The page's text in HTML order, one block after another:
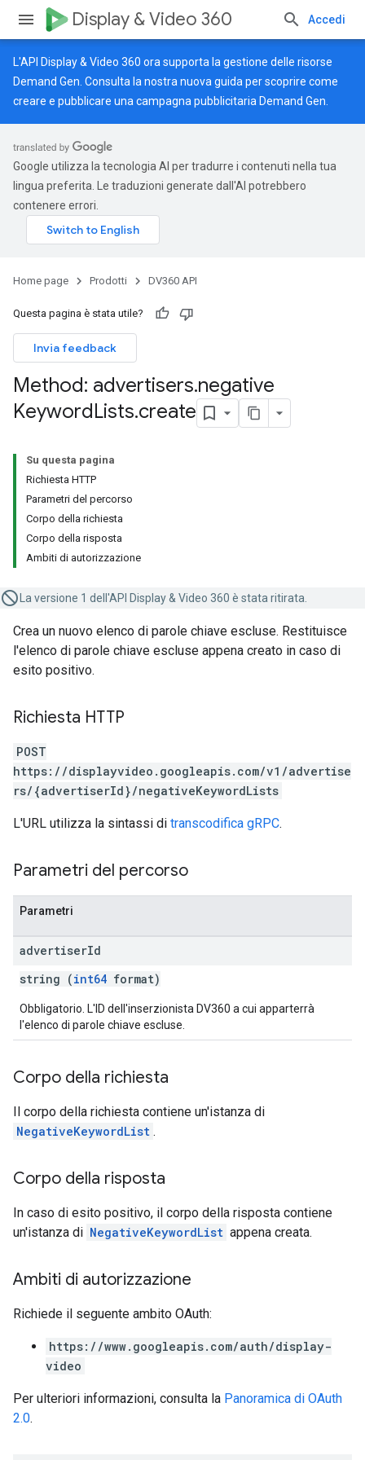
Display & Video 360 Accedi
L'API Display & Video 360 ora supporta la gestione delle risorse
Demand Gen. Consulta la nostra nuova guida per scoprire come
creare e pubblicare una campagna pubblicitaria Demand Gen.
Google utilizza la tecnologia AI per tradurre i contenuti nella tua
lingua preferita. Le traduzioni generate dall'AI potrebbero
contenere errori.
Home page Prodotti DV360 API
Questa pagina è stata utile?
Invia feedback
Method: advertisers.negative
KeywordLists.create
Su questa pagina
Richiesta HTTP
Parametri del percorso
Corpo della richiesta
Corpo della risposta
Ambiti di autorizzazione
La versione 1 dell'API Display & Video 360 è stata ritirata.
Crea un nuovo elenco di parole chiave escluse. Restituisce
l'elenco di parole chiave escluse appena creato in caso di
esito positivo.
Richiesta HTTP
POST
https://displayvideo.googleapis.com/v1/advertise
rs/{advertiserId}/negativeKeywordLists
L'URL utilizza la sintassi di transcodifica gRPC.
Parametri del percorso
Parametri
advertiserId
string (int64 format)
Obbligatorio. L'ID dell'inserzionista DV360 a cui apparterrà
l'elenco di parole chiave escluse.
Corpo della richiesta
Il corpo della richiesta contiene un'istanza di
NegativeKeywordList .
Corpo della risposta
In caso di esito positivo, il corpo della risposta contiene
un'istanza di NegativeKeywordList appena creata.
Ambiti di autorizzazione
Richiede il seguente ambito OAuth:
https://www.googleapis.com/auth/display-
video
Per ulteriori informazioni, consulta la Panoramica di OAuth
2.0.